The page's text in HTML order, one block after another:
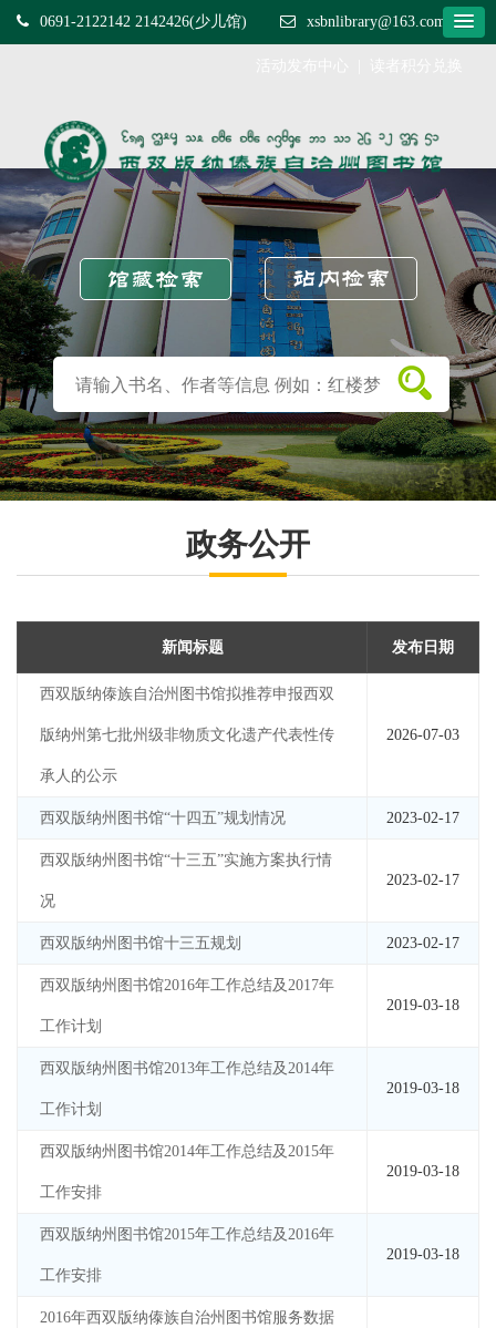
0691-2122142 2142426(少儿馆) xsbnlibrary@163.com
政务公开
新闻标题 发布日期
西双版纳傣族自治州图书馆拟推荐申报西双
版纳州第七批州级非物质文化遗产代表性传
承人的公示
2026-07-03
西双版纳州图书馆“十四五”规划情况 2023-02-17
西双版纳州图书馆“十三五”实施方案执行情
况
2023-02-17
西双版纳州图书馆十三五规划 2023-02-17
西双版纳州图书馆2016年工作总结及2017年
工作计划
2019-03-18
西双版纳州图书馆2013年工作总结及2014年
工作计划
2019-03-18
西双版纳州图书馆2014年工作总结及2015年
工作安排
2019-03-18
西双版纳州图书馆2015年工作总结及2016年
工作安排
2019-03-18
2016年西双版纳傣族自治州图书馆服务数据